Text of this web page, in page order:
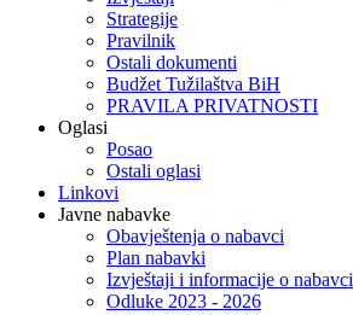
Strategije
Pravilnik
Ostali dokumenti
Budžet Tužilaštva BiH
PRAVILA PRIVATNOSTI
Oglasi
Posao
Ostali oglasi
Linkovi
Javne nabavke
Obavještenja o nabavci
Plan nabavki
Izvještaji i informacije o nabavci
Odluke 2023 - 2026